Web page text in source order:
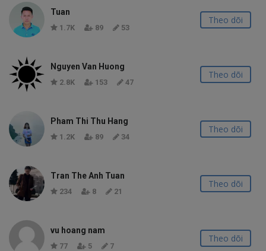
Tuan
1.7K 89 53
Theo dõi
Nguyen Van Huong
2.8K 153 47
Theo dõi
Pham Thi Thu Hang
1.2K 89 34
Theo dõi
Tran The Anh Tuan
234 8 21
Theo dõi
vu hoang nam
77 5 7
Theo dõi